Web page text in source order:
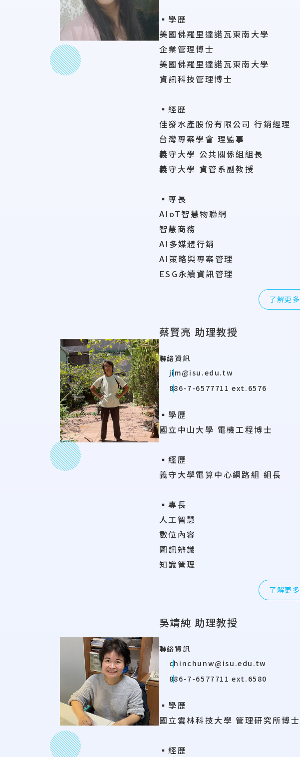
▪學歷
美國佛羅里達諾瓦東南大學
企業管理博士
美國佛羅里達諾瓦東南大學
資訊科技管理博士
▪經歷
佳發水產股份有限公司 行銷經理
台灣專案學會 理監事
義守大學 公共關係組組長
義守大學 資管系副教授
▪專長
AIoT智慧物聯網
智慧商務
AI多媒體行銷
AI策略與專案管理
ESG永續資訊管理
了解更多
蔡賢亮 助理教授
聯絡資訊
jim@isu.edu.tw
886-7-6577711 ext.6576
▪學歷
國立中山大學 電機工程博士
▪經歷
義守大學電算中心網路組 組長
▪專長
人工智慧
數位內容
圖訊辨識
知識管理
了解更多
吳靖純 助理教授
聯絡資訊
chinchunw@isu.edu.tw
886-7-6577711 ext.6580
▪學歷
國立雲林科技大學 管理研究所博士
▪經歷